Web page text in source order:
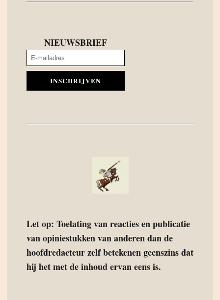
NIEUWSBRIEF
INSCHRIJVEN
Let op: Toelating van reacties en publicatie
van opiniestukken van anderen dan de
hoofdredacteur zelf betekenen geenszins dat
hij het met de inhoud ervan eens is.